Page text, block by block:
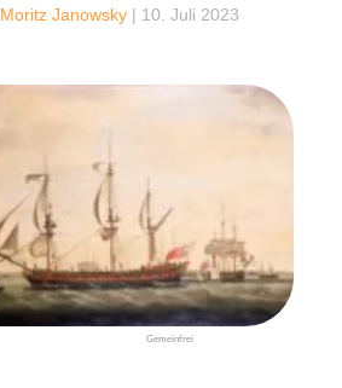
Moritz Janowsky | 10. Juli 2023
Gemeinfrei